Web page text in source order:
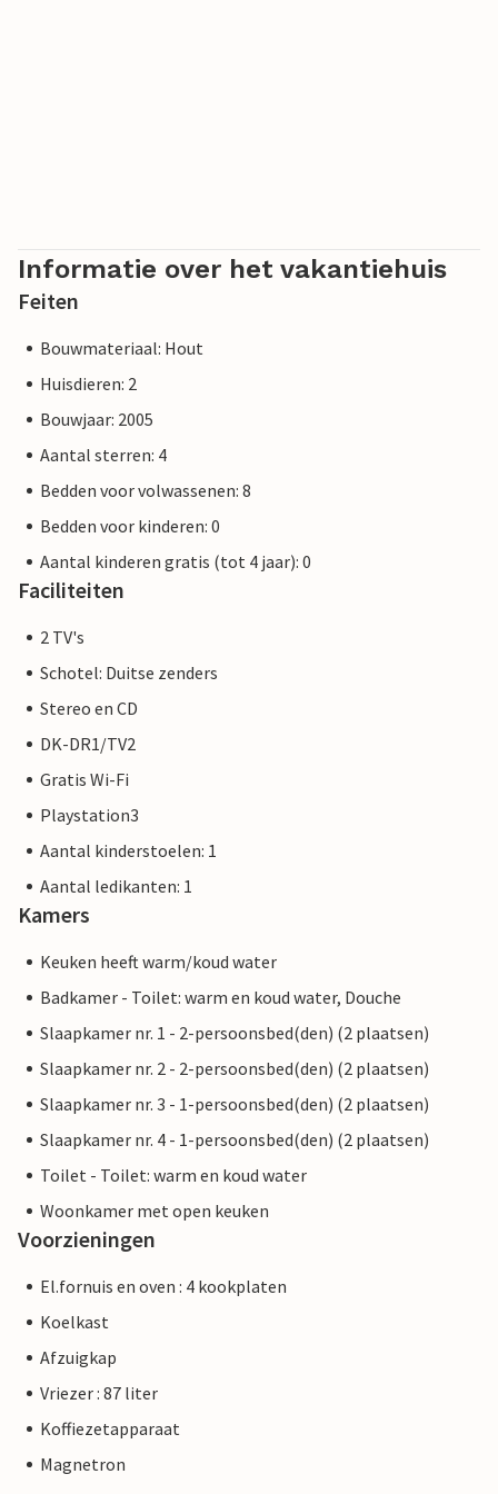
Informatie over het vakantiehuis
Feiten
Bouwmateriaal: Hout
Huisdieren: 2
Bouwjaar: 2005
Aantal sterren: 4
Bedden voor volwassenen: 8
Bedden voor kinderen: 0
Aantal kinderen gratis (tot 4 jaar): 0
Faciliteiten
2 TV's
Schotel: Duitse zenders
Stereo en CD
DK-DR1/TV2
Gratis Wi-Fi
Playstation3
Aantal kinderstoelen: 1
Aantal ledikanten: 1
Kamers
Keuken heeft warm/koud water
Badkamer - Toilet: warm en koud water, Douche
Slaapkamer nr. 1 - 2-persoonsbed(den) (2 plaatsen)
Slaapkamer nr. 2 - 2-persoonsbed(den) (2 plaatsen)
Slaapkamer nr. 3 - 1-persoonsbed(den) (2 plaatsen)
Slaapkamer nr. 4 - 1-persoonsbed(den) (2 plaatsen)
Toilet - Toilet: warm en koud water
Woonkamer met open keuken
Voorzieningen
El.fornuis en oven : 4 kookplaten
Koelkast
Afzuigkap
Vriezer : 87 liter
Koffiezetapparaat
Magnetron